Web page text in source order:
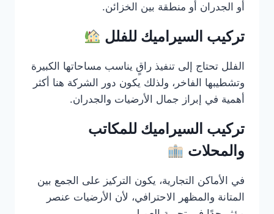
أو الجدران أو منطقة بين الخزائن.
تركيب السيراميك للفلل
الفلل تحتاج إلى تنفيذ راقٍ يناسب مساحاتها الكبيرة
وتشطيبها الفاخر، ولذلك يكون دور الشركة هنا أكثر
أهمية في إبراز جمال الأرضيات والجدران.
تركيب السيراميك للمكاتب
والمحلات
في الأماكن التجارية، يكون التركيز على الجمع بين
المتانة والمظهر الاحترافي، لأن الأرضيات عنصر